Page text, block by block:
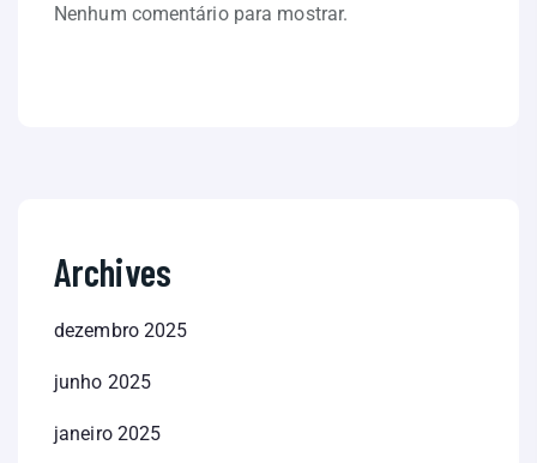
Nenhum comentário para mostrar.
Archives
dezembro 2025
junho 2025
janeiro 2025